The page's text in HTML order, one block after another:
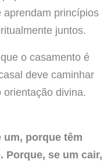
aprendam princípios
juntos.
o casamento é
deve caminhar
divina.
um, porque têm
Porque, se um cair,